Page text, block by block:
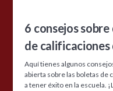
6 consejos
de
Aquí tienes algunos
abierta sobre las boletas de
a tener éxito en la escuela.